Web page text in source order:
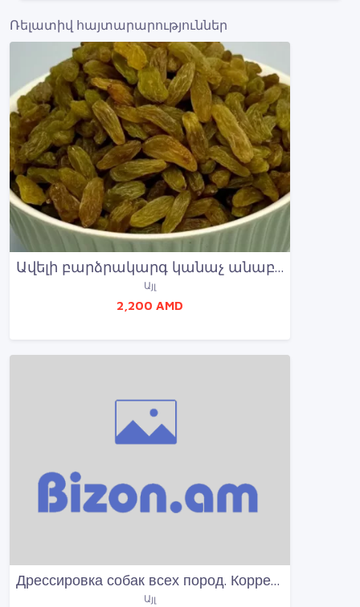
Ռելատիվ հայտարարություններ
Ավելի բարձրակարգ կանաչ անաբեղուն խաղող՝ 1 կգ՝ 2200 դրամ
Այլ
2,200 AMD
Дрессировка собак всех пород. Коррекция нежелатель
Այլ